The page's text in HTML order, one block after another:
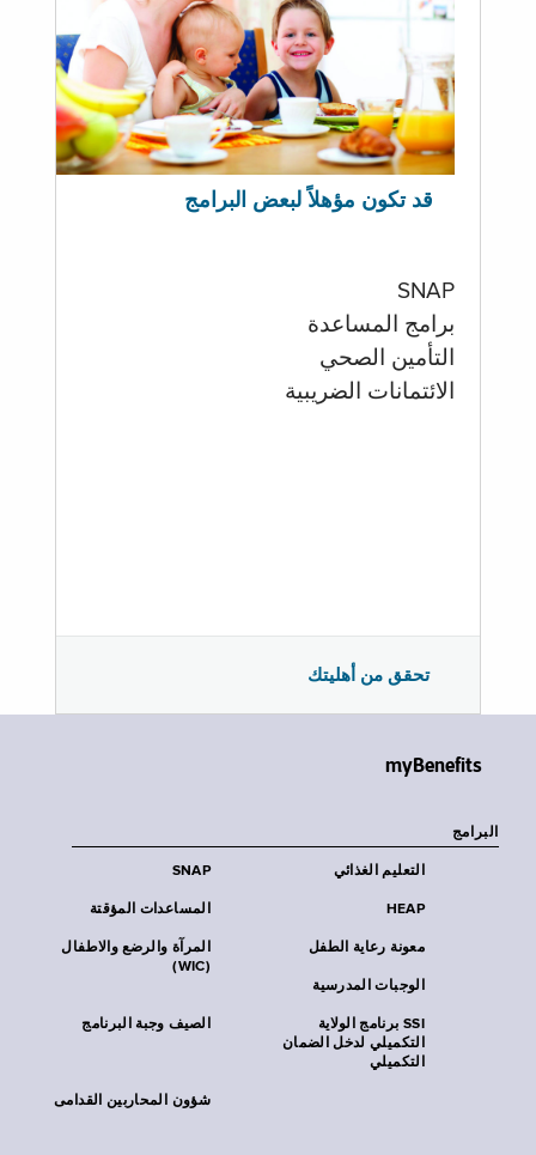
قد تكون مؤهلاً لبعض البرامج
SNAP
برامج المساعدة
التأمين الصحي
الائتمانات الضريبية
تحقق من أهليتك
myBenefits
البرامج
SNAP التعليم الغذائي
المساعدات المؤقتة HEAP
المرآة والرضع والاطفال
(WIC)
معونة رعاية الطفل
الوجبات المدرسية
الصيف وجبة البرنامج
SSI برنامج الولاية
التكميلي لدخل الضمان
التكميلي
شؤون المحاربين القدامى